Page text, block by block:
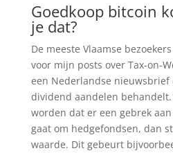
Goedkoop bitcoin
je dat?
De meeste Vlaamse
voor mijn posts over Tax-on-
een Nederlandse
dividend aandelen
worden dat er een gebrek
gaat om hedgefondsen, dan
waarde. Dit gebeurt